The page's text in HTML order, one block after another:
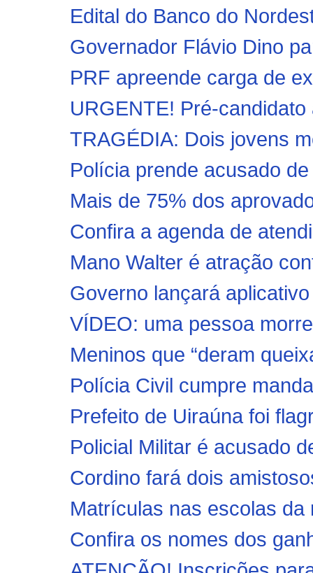
Edital do Banco do
Governador Flávio Dino
PRF apreende carga de
URGENTE! Pré-
TRAGÉDIA: Dois jovens
Polícia prende acusado
Mais de 75% dos
Confira a agenda de
Mano Walter é atração
Governo lançará
VÍDEO: uma pessoa
Meninos que “deram
Polícia Civil cumpre
Prefeito de Uiraúna foi
Policial Militar é acusado
Cordino fará dois
Matrículas nas escolas
Confira os nomes dos